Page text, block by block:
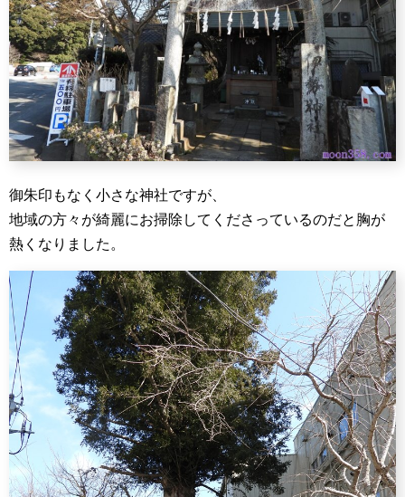
御朱印もなく小さな神社ですが、
地域の方々が綺麗にお掃除してくださっているのだと胸が
熱くなりました。